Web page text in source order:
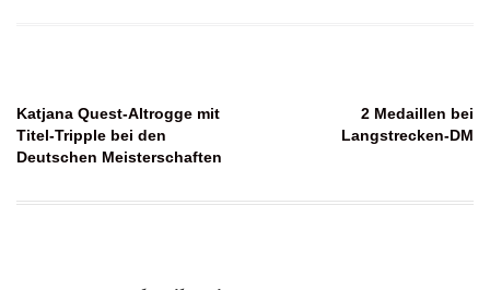
Beitragsnavigation
Katjana Quest-Altrogge mit
Titel-Tripple bei den
Deutschen Meisterschaften
2 Medaillen bei
Langstrecken-DM